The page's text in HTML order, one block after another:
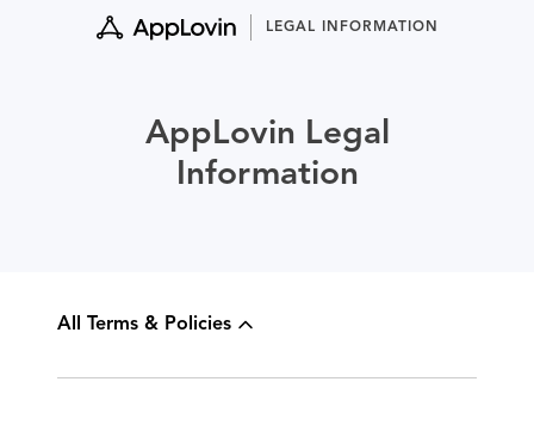
LEGAL INFORMATION
AppLovin Legal
Information
All Terms & Policies